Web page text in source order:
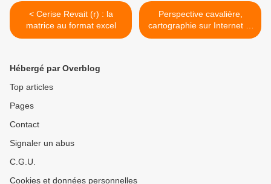
< Cerise Revait (r) : la
matrice au format excel
Perspective cavalière,
cartographie sur Internet et
marketing territorial >
Hébergé par Overblog
Top articles
Pages
Contact
Signaler un abus
C.G.U.
Cookies et données personnelles